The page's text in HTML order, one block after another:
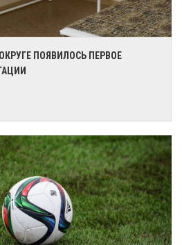
ПОЯВИЛОСЬ ПЕРВОЕ